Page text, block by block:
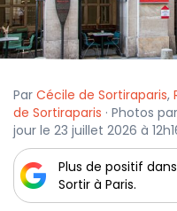
Par Cécile de Sortiraparis,
de Sortiraparis · Photos
jour le 23 juillet 2026 à
Plus de positif
Sortir à Paris.